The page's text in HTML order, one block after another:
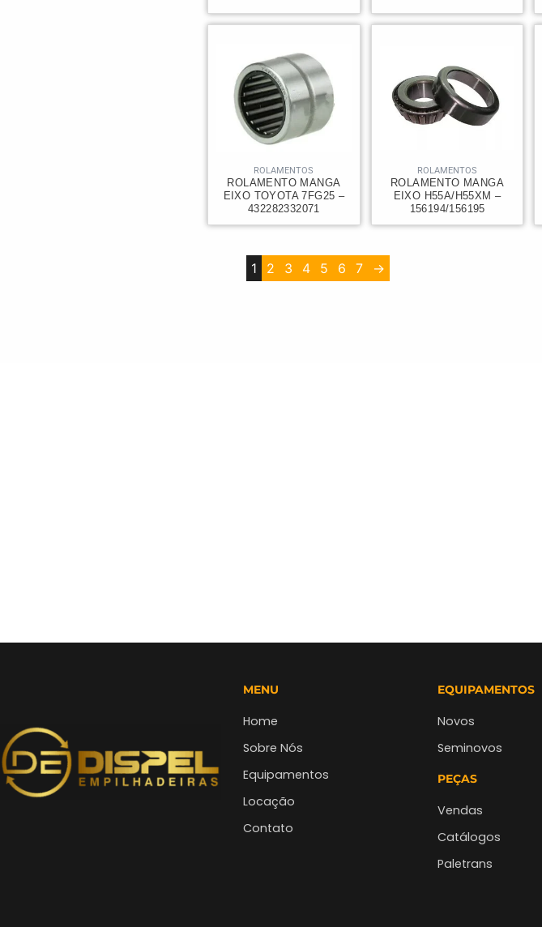
ROLAMENTOS
ROLAMENTO MANGA
EIXO TOYOTA 7FG25 –
432282332071
ROLAMENTOS
ROLAMENTO MANGA
EIXO H55A/H55XM –
156194/156195
1 2 3 4 5 6 7 →
MENU
Home
Sobre Nós
Equipamentos
Locação
Contato
EQUIPAMENTOS
Novos
Seminovos
PEÇAS
Vendas
Catálogos
Paletrans